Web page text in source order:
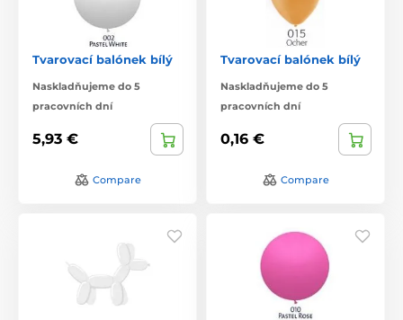
Tvarovací balónek bílý
Naskladňujeme do 5
pracovních dní
5,93 €
Compare
Tvarovací balónek bílý
Naskladňujeme do 5
pracovních dní
0,16 €
Compare